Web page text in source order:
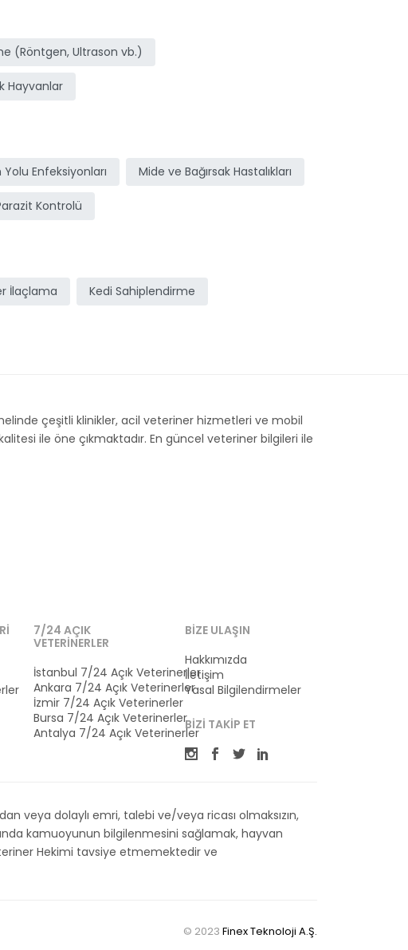
(Röntgen, Ultrason vb.)
Hayvanlar
Enfeksiyonları Mide ve Bağırsak Hastalıkları
Kontrolü
İlaçlama Kedi Sahiplendirme
çeşitli klinikler, acil veteriner hizmetleri ve mobil
ile öne çıkmaktadır. En güncel veteriner bilgileri ile
7/24 AÇIK
VETERINERLER
İstanbul 7/24 Açık Veterinerler
Ankara 7/24 Açık Veterinerler
İzmir 7/24 Açık Veterinerler
Bursa 7/24 Açık Veterinerler
Antalya 7/24 Açık Veterinerler
BIZE ULAŞIN
Hakkımızda
İletişim
Yasal Bilgilendirmeler
BIZI TAKIP ET
veya dolaylı emri, talebi ve/veya ricası olmaksızın,
kamuoyunun bilgilenmesini sağlamak, hayvan
Hekimi tavsiye etmemektedir ve
© 2023 Finex Teknoloji A.Ş.